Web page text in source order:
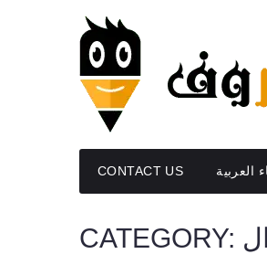
CONTACT US العربية
CATEGORY: